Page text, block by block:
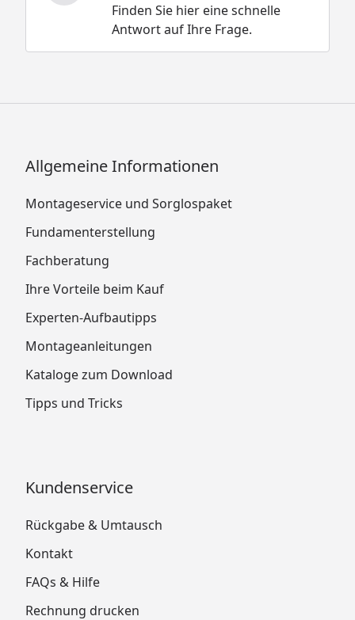
Finden Sie hier eine schnelle
Antwort auf Ihre Frage.
Allgemeine Informationen
Montageservice und Sorglospaket
Fundamenterstellung
Fachberatung
Ihre Vorteile beim Kauf
Experten-Aufbautipps
Montageanleitungen
Kataloge zum Download
Tipps und Tricks
Kundenservice
Rückgabe & Umtausch
Kontakt
FAQs & Hilfe
Rechnung drucken